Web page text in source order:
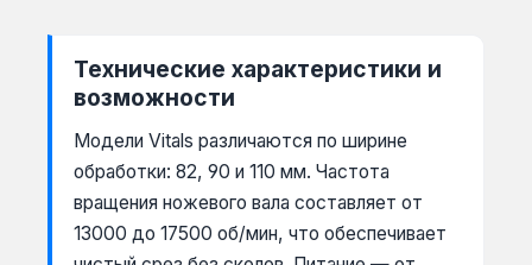
Технические характеристики и
возможности
Модели Vitals различаются по ширине
обработки: 82, 90 и 110 мм. Частота
вращения ножевого вала составляет от
13000 до 17500 об/мин, что обеспечивает